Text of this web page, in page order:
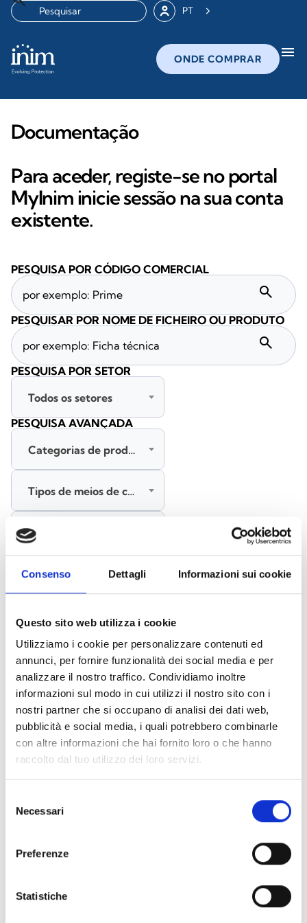
Consenso Dettagli Informazioni sui cookie
Questo sito web utilizza i cookie
Utilizziamo i cookie per personalizzare contenuti ed
annunci, per fornire funzionalità dei social media e per
analizzare il nostro traffico. Condividiamo inoltre
informazioni sul modo in cui utilizzi il nostro sito con i
nostri partner che si occupano di analisi dei dati web,
pubblicità e social media, i quali potrebbero combinarle
con altre informazioni che hai fornito loro o che hanno
raccolto dal tuo utilizzo dei loro servizi.
delNecessari
Preferenze
Statistiche
PT
ONDE COMPRAR menu
Documentação
Para aceder, registe-se no portal
MyInim inicie sessão na sua conta
existente.
Acessórios bases EB00 - Materiais(47)
Acessórios detetores Enea
Acessórios Senseware
Acessórios da Série Industrial
Documentos(6992)
Selecionar tudo
Inicie sessão antes de descarregar os conteúdos
através do íconelock
PESQUISA POR CÓDIGO COMERCIAL
search
PESQUISAR POR NOME DE FICHEIRO OU PRODUTO
search
PESQUISA POR SETOR
Todos os setores
PESQUISA AVANÇADA
Categorias de produtos
Tipos de meios de comunicação
Todas as línguas
LIMPAR FILTROS